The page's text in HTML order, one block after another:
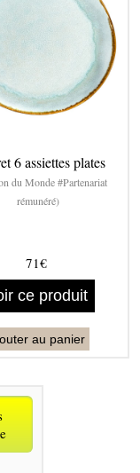
6 assiettes plates
du Monde #Partenariat
rémunéré)
71€
ce produit
au panier